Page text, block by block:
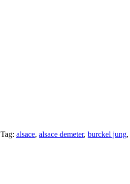
Tag: alsace, alsace demeter, burckel jung,